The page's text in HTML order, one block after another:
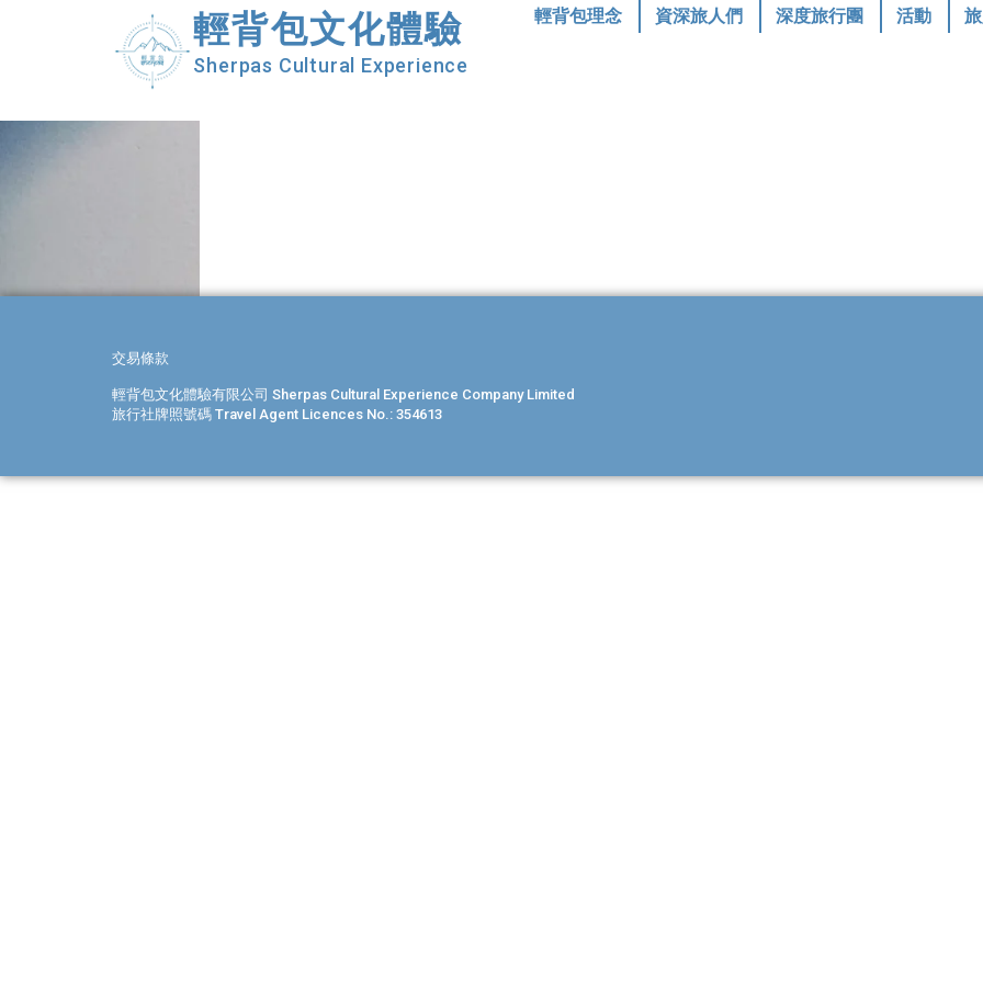
輕背包文化體驗
Sherpas Cultural Experience
輕背包理念 資深旅人們 深度旅行團 活動
交易條款
輕背包文化體驗有限公司 Sherpas Cultural Experience Company Limited
旅行社牌照號碼 Travel Agent Licences No.: 354613